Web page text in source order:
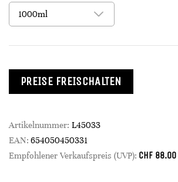
PREISE FREISCHALTEN
Artikelnummer: L45033
EAN: 654050450331
Empfohlener Verkaufspreis (UVP): CHF 88.00